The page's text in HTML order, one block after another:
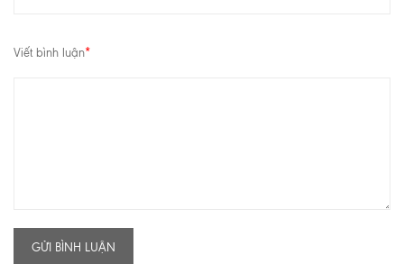
Viết bình luận*
GỬI BÌNH LUẬN